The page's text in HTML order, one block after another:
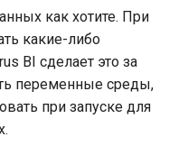
как хотите. При
какие-либо
BI сделает это за
переменные среды,
при запуске для